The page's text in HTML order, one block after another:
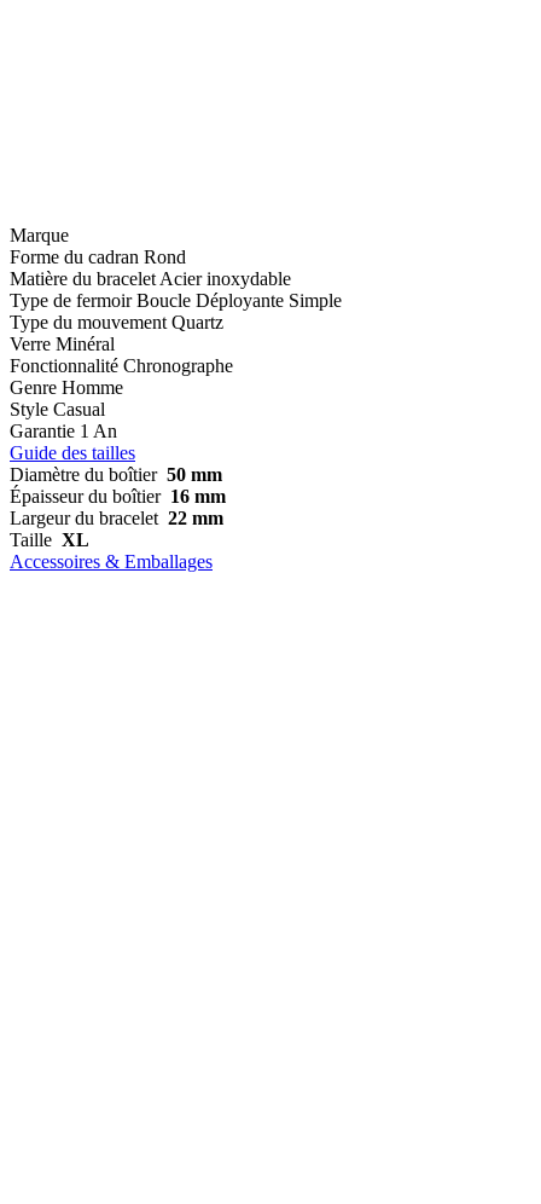
Marque
Forme du cadran Rond
Matière du bracelet Acier inoxydable
Type de fermoir Boucle Déployante Simple
Type du mouvement Quartz
Verre Minéral
Fonctionnalité Chronographe
Genre Homme
Style Casual
Garantie 1 An
Guide des tailles
Diamètre du boîtier 50 mm
Épaisseur du boîtier 16 mm
Largeur du bracelet 22 mm
Taille XL
Accessoires & Emballages